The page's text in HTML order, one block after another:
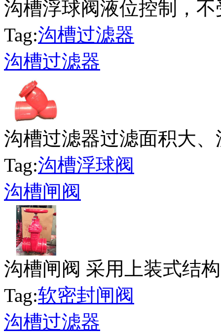
沟槽浮球阀液位控制，
Tag:沟槽过滤器
沟槽过滤器
沟槽过滤器过滤面积大
Tag:沟槽浮球阀
沟槽闸阀
沟槽闸阀 采用上装式结
Tag:软密封闸阀
沟槽过滤器